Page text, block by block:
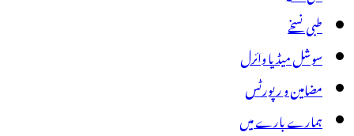
طبی نسخے
سوشل میڈیا وائرل
مضامین و رپورٹس
ہمارے بارے میں